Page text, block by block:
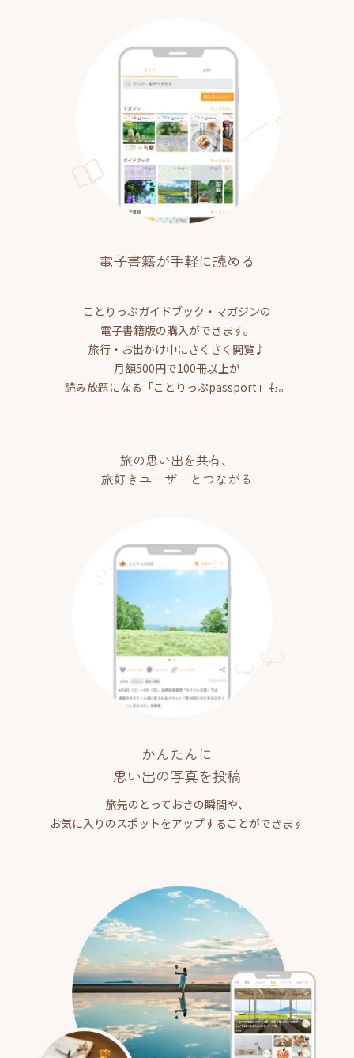
電子書籍が手軽に読める
ことりっぷガイドブック・マガジンの
電子書籍版の購入ができます。
旅行・お出かけ中にさくさく閲覧♪
月額500円で100冊以上が
読み放題になる「ことりっぷpassport」も。
旅の思い出を共有、
旅好きユーザーとつながる
かんたんに
思い出の写真を投稿
旅先のとっておきの瞬間や、
お気に入りのスポットをアップすることができます